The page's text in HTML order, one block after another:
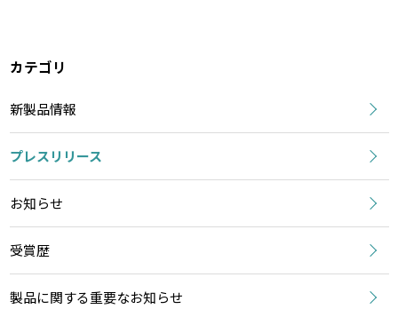
カテゴリ
新製品情報
プレスリリース
お知らせ
受賞歴
製品に関する重要なお知らせ